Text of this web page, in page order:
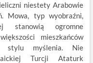
niestety Arabowie
Mowa, typ wyobraźni,
stanowią ogromne
mieszkańców
stylu myślenia. Nie
Turcji Ataturk